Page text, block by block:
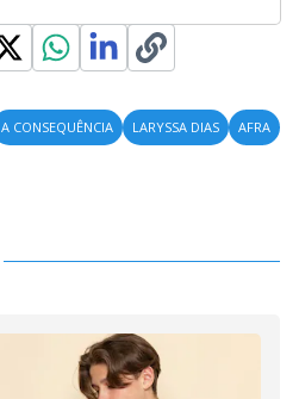
A CONSEQUÊNCIA LARYSSA DIAS
AFRA